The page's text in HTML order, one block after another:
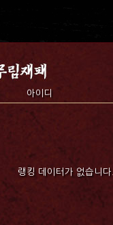
아이디
랭킹 데이터가 없습니다.